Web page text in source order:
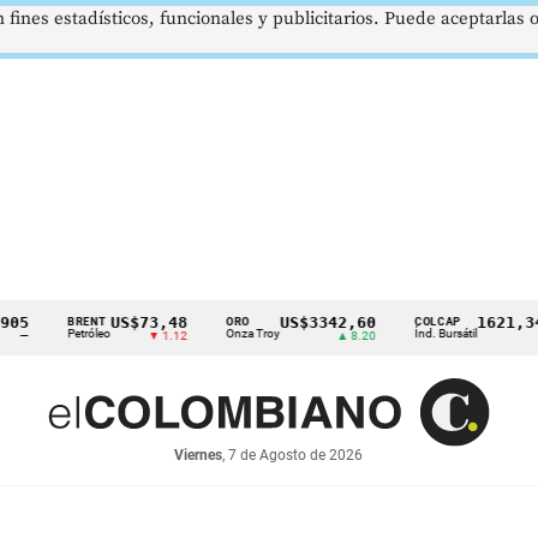
BRENT
Petróleo
US$73,48
▼ 1.12
ORO
Onza Troy
US$3342,60 COLCAP
Índ. Bursátil
1621,34
Viernes, 7 de Agosto de 2026
estadísticos, funcionales y publicitarios. Puede aceptarlas